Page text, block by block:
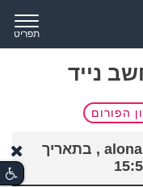
תפריט
נייד
הפורום
ההודעה נשלחה על ידי alona1212 , בתאריך